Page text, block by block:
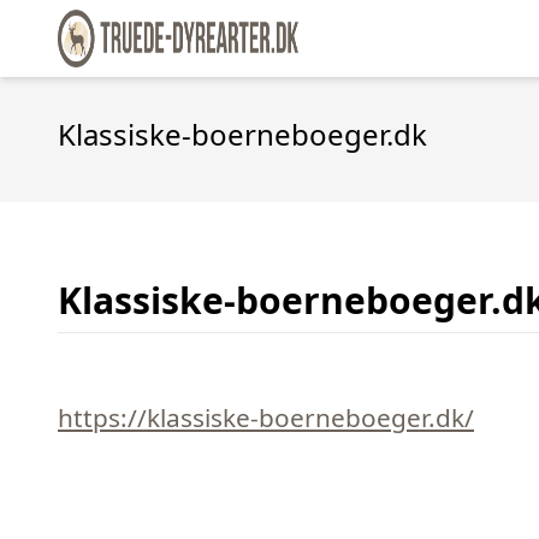
Klassiske-boerneboeger.dk
Klassiske-
https://klassiske-boerneboeger.dk/